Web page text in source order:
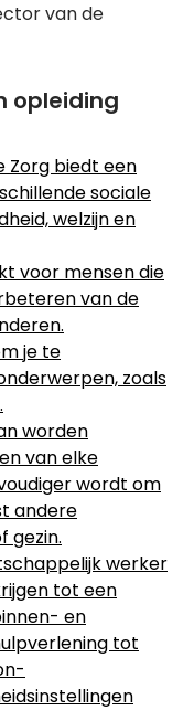
van de
opleiding
Zorg biedt een
sociale
welzijn en
voor mensen die
van de
je te
zoals
worden
van elke
wordt om
andere
gezin.
werker
tot een
en
tot